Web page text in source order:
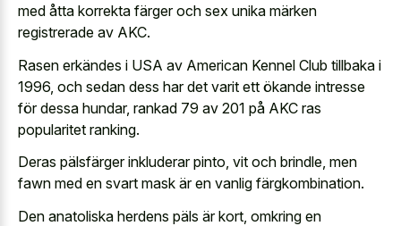
med åtta korrekta färger och sex unika märken
registrerade av AKC.
Rasen erkändes i USA av American Kennel Club tillbaka i
1996, och sedan dess har det varit ett ökande intresse
för dessa hundar, rankad 79 av 201 på AKC ras
popularitet ranking.
Deras pälsfärger inkluderar pinto, vit och brindle, men
fawn med en svart mask är en vanlig färgkombination.
Den anatoliska herdens päls är kort, omkring en